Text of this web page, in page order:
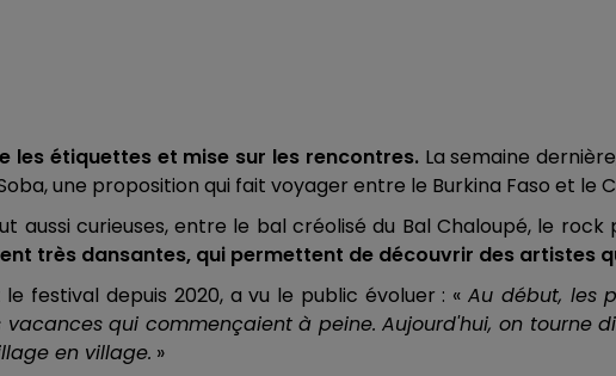
les étiquettes et mise sur les rencontres.La semaine
une proposition qui fait voyager entre le Burkina Faso et le
aussi curieuses, entre le bal créolisé du Bal Chaloupé, le
très dansantes, qui permettent de découvrir des artistes
festival depuis 2020, a vu le public évoluer : «Au début, les
qui commençaient à peine. Aujourd'hui, on tourne
en village. »